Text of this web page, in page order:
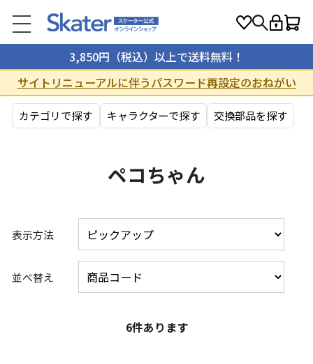
3,850円（税込）以上で送料無料！
サイトリニューアルに伴うパスワード再設定のおねがい
カテゴリで探す キャラクターで探す 交換部品を探す
ペコちゃん
表示方法
並べ替え
6件あります